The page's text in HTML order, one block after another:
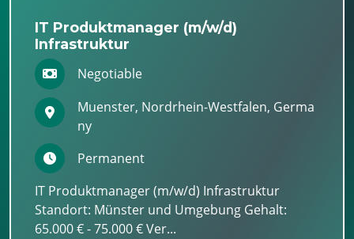
IT Produktmanager (m/w/d)
Infrastruktur
Negotiable
Muenster, Nordrhein-Westfalen, Germa
ny
Permanent
IT Produktmanager (m/w/d) Infrastruktur
Standort: Münster und Umgebung Gehalt:
65.000 € - 75.000 € Ver...